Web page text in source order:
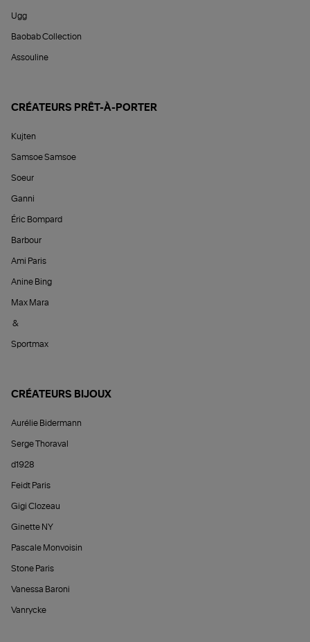
Ugg
Baobab Collection
Assouline
CRÉATEURS PRÊT-À-PORTER
Kujten
Samsoe Samsoe
Soeur
Ganni
Éric Bompard
Barbour
Ami Paris
Anine Bing
Max Mara
&
Sportmax
CRÉATEURS BIJOUX
Aurélie Bidermann
Serge Thoraval
d1928
Feidt Paris
Gigi Clozeau
Ginette NY
Pascale Monvoisin
Stone Paris
Vanessa Baroni
Vanrycke